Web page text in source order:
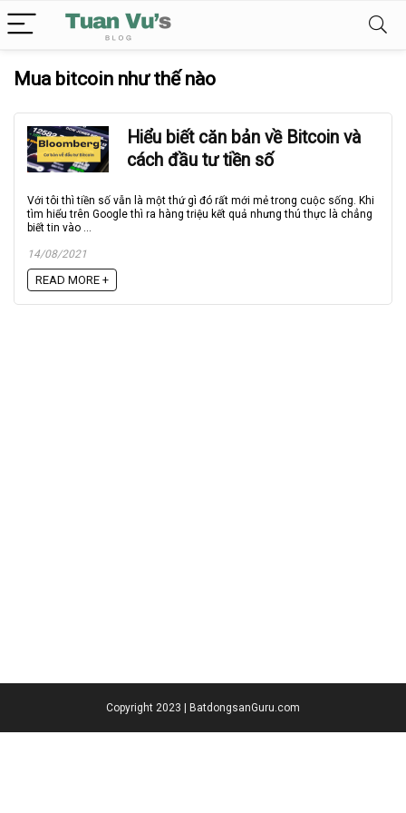
Mua bitcoin như thế nào
Hiểu biết căn bản về Bitcoin và
cách đầu tư tiền số
Với tôi thì tiền số vẫn là một thứ gì đó rất mới mẻ trong cuộc sống. Khi
tìm hiểu trên Google thì ra hàng triệu kết quả nhưng thú thực là chẳng
biết tin vào ...
14/08/2021
READ MORE +
Copyright 2023 | BatdongsanGuru.com